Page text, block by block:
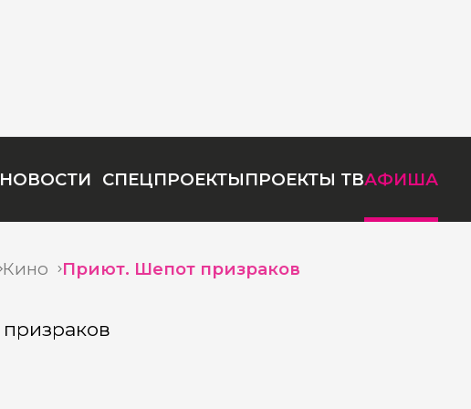
НОВОСТИ СПЕЦПРОЕКТЫПРОЕКТЫ ТВАФИША
Кино Приют. Шепот призраков